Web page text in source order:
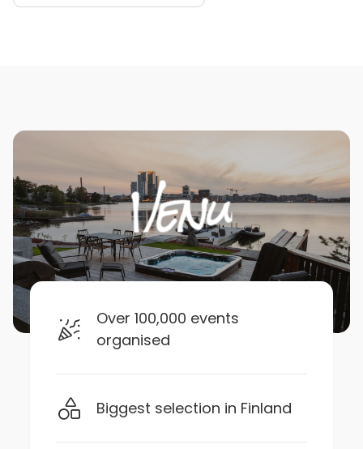
Over 100,000 events
organised
Biggest selection in Finland